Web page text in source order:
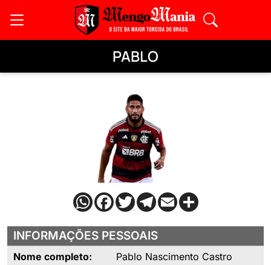
PABLO
INFORMAÇÕES PESSOAIS
Nome completo:
Pablo Nascimento Castro